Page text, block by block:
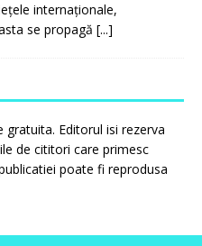
internaționale,
se propagă [...]
gratuita. Editorul isi rezerva
de cititori care primesc
poate fi reprodusa